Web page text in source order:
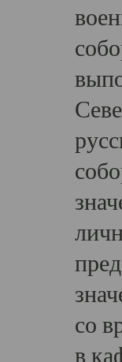
со
в